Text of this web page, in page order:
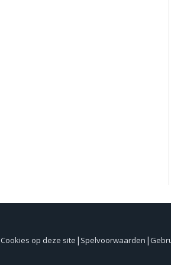
Cookies op deze site Spelvoorwaarden